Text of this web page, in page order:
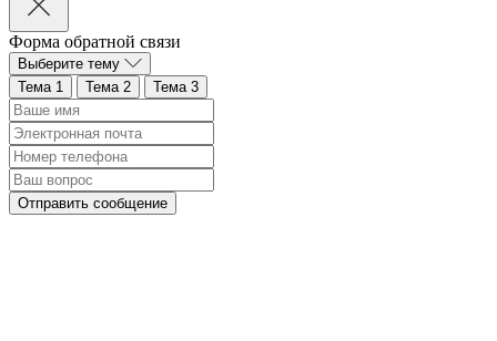
Форма обратной связи
Выберите тему
Тема 1
Тема 2 Тема 3
Отправить сообщение